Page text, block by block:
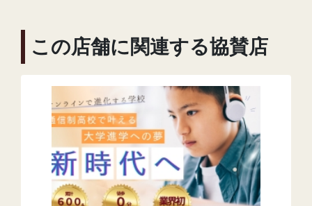
この店舗に関連する協賛店